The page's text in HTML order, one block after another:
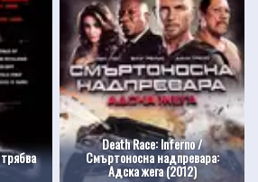
Death Race: Inferno /
Смъртоносна надпревара:
Адска жега (2012)